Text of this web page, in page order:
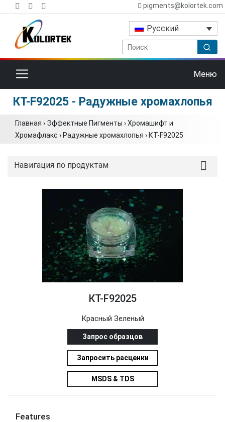
pigments@kolortek.com
Русский
Переключить навигацию Меню
КТ-F92025 - Радужные хромахлопья
Главная › Эффектные Пигменты ›Хромашифт и
Хромафлакс › Радужные хромахлопья › КТ-F92025
Навигация по продуктам
КТ-F92025
Красный Зеленый
Запрос образцов
Запросить расценки
MSDS & TDS
Features